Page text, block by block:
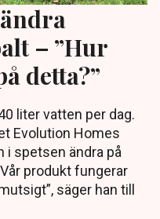
– ”Hur
detta?”
liter vatten per dag.
Evolution Homes
i spetsen ändra på
produkt fungerar
säger han till